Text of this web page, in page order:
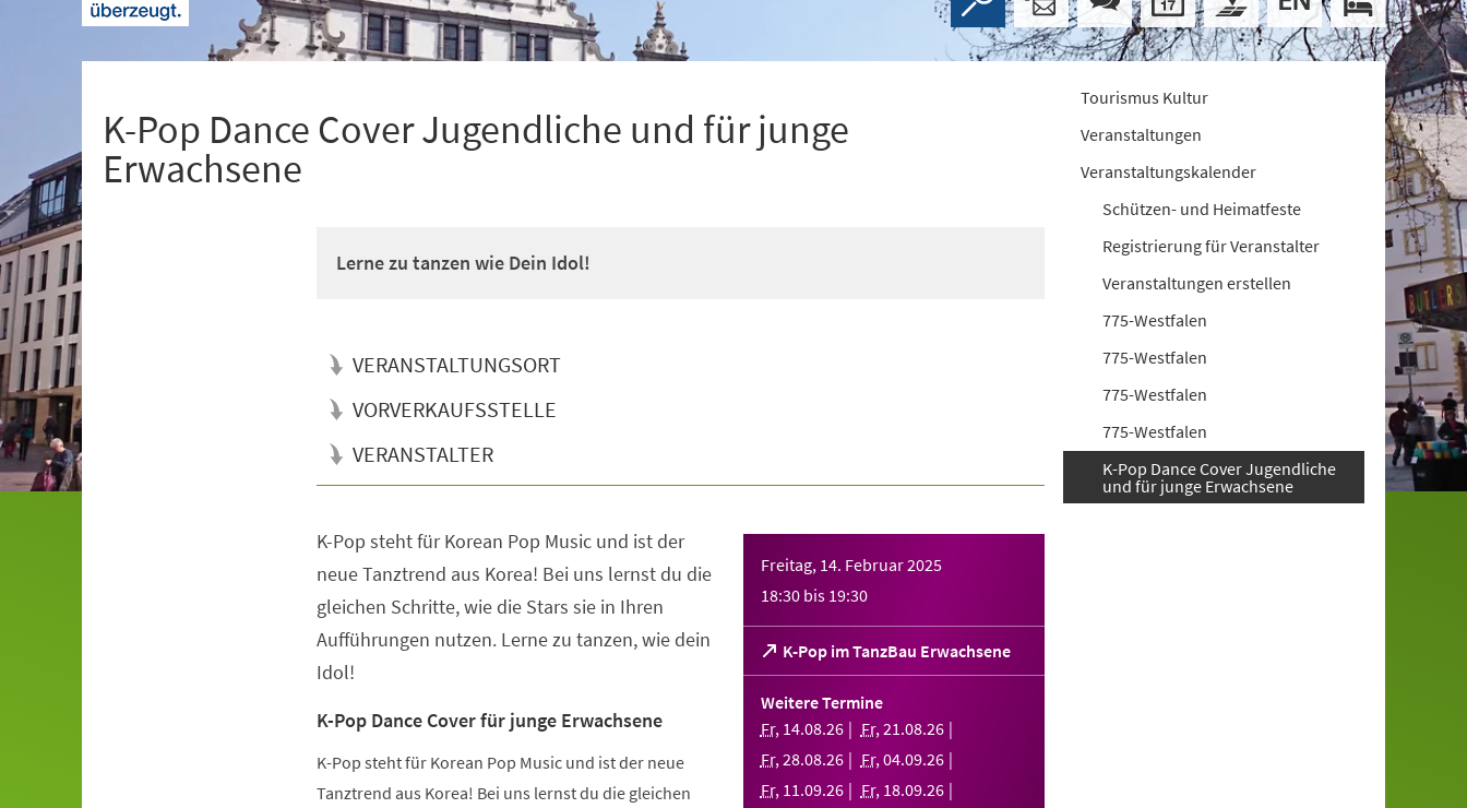
K-Pop Dance Cover Jugendliche und für junge
Erwachsene
Lerne zu tanzen wie Dein Idol!
VERANSTALTUNGSORT
VORVERKAUFSSTELLE
VERANSTALTER
Freitag, 14. Februar 2025
18:30 bis 19:30
K-Pop im TanzBau Erwachsene
(Öffnet
in
einem
Tab)
Weitere Termine
Fr, 14.08.26 Fr,21.08.26
Fr,28.08.26 Fr,04.09.26
Fr, 11.09.26 Fr, 18.09.26
K-Pop steht für Korean Pop Music und ist der
neue Tanztrend aus Korea! Bei uns lernst du die
gleichen Schritte, wie die Stars sie in Ihren
Aufführungen nutzen. Lerne zu tanzen, wie dein
Idol!
K-Pop Dance Cover für junge Erwachsene
K-Pop steht für Korean Pop Music und ist der neue
Tanztrend aus Korea! Bei uns lernst du die gleichen
Tourismus Kultur
Veranstaltungen
Veranstaltungskalender
Schützen- und Heimatfeste
Registrierung für Veranstalter
Veranstaltungen erstellen
775-Westfalen
775-Westfalen
775-Westfalen
775-Westfalen
K-Pop Dance Cover Jugendliche
und für junge Erwachsene